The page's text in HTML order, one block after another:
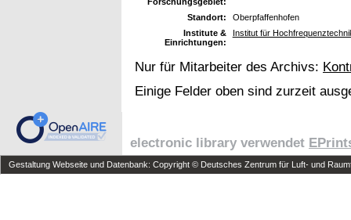
Forschungsgebiet:
Standort:
Oberpfaffenhofen
Institute &
Einrichtungen:
Institut für
Nur für Mitarbeiter des Archivs:
Einige Felder oben sind zurzeit
electronic library verwendet
Gestaltung Webseite und Datenbank: Copyright © Deutsches Zentrum für Luft- und